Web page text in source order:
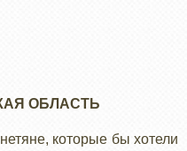
ОБЛАСТЬ
которые бы хотели